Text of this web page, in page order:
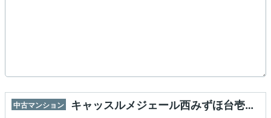
中古マンション キャッスルメジェール西みずほ台壱番館 中古マンション